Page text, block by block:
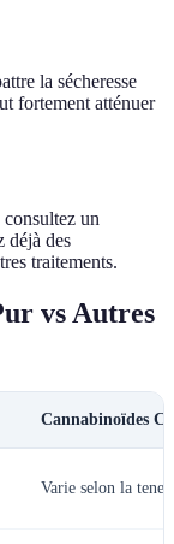
la sécheresse
fortement atténuer
un
déjà des
traitements.
vs Autres
Cannabinoïdes
Varie selon la